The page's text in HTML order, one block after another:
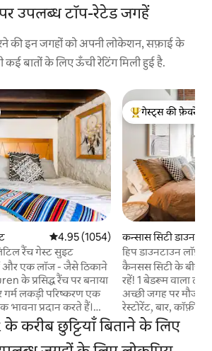
उपलब्ध टॉप-रेटेड जगहें
की इन जगहों को अपनी लोकेशन, सफ़ाई के
बातों के लिए ऊँची रेटिंग मिली हुई है.
औसत रेटिंग 5 में से 4.95, 1054 समीक्षाएँ
4.95 (1054)
रैंच गेस्ट सुइट
और एक लॉज - जैसे ठिकाने
के प्रसिद्ध रैंच पर बनाया
लकड़ी परिष्करण एक
प्रदान करते हैं।
रिक्लाइनिंग शानदार
फायरस्टिक के माध्यम से
का उपयोग करें। मेहमान
गेस्ट्स का टॉप फ़ेवरेट
गेस्ट्स की फ़ेवरेट
कन्सास सिटी
हिप डाउनटाउन लॉफ़्ट
कैनसस सिटी के बीचों-
रहें! 1 बेडरूम वाला
अच्छी जगह पर मौजूद
रेस्टोरेंट, बार, कॉफ़ी
मार्केट पैदल दूरी पर
लिए आए हों या मौज-
और सुविधा का बेजोड़
करीब छुट्टियाँ बिताने के लिए